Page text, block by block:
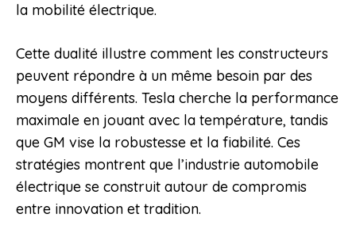
la mobilité électrique.
Cette dualité illustre comment les constructeurs
peuvent répondre à un même besoin par des
moyens différents. Tesla cherche la performance
maximale en jouant avec la température, tandis
que GM vise la robustesse et la fiabilité. Ces
stratégies montrent que l’industrie automobile
électrique se construit autour de compromis
entre innovation et tradition.